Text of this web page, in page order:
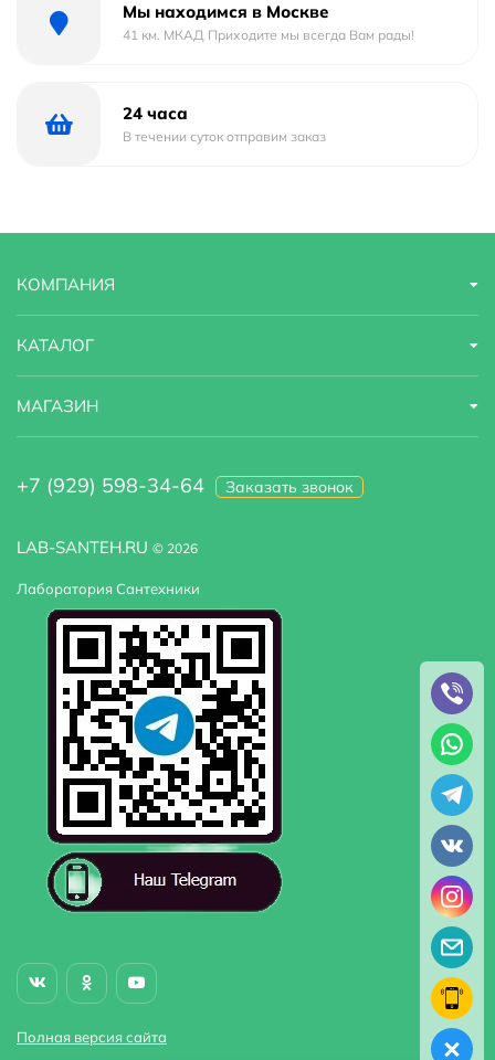
Держатель лейки.
Крепеж.
Мы находимся в Москве
41 км. МКАД Приходите мы всегда Вам рады!
24 часа
В течении суток отправим заказ
LAB-SANTEH.RU © 2026
Лаборатория Сантехники
Полная версия сайта
КОМПАНИЯ
КАТАЛОГ
МАГАЗИН
+7 (929) 598-34-64 Заказать звонок